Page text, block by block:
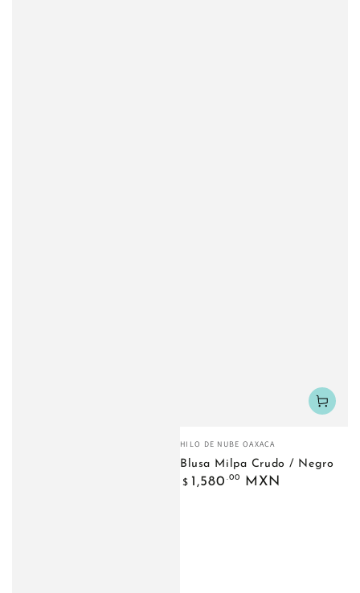
Fournisseur:
HILO DE NUBE OAXACA
Blusa Milpa Crudo / Negro
Prix
$ 1,580 .00 MXN